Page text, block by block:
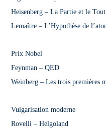
Heisenberg – La Partie et le Tout
Lemaître – L’Hypothèse de
Prix Nobel
Feynman – QED
Weinberg – Les trois premières
Vulgarisation moderne
Rovelli – Helgoland